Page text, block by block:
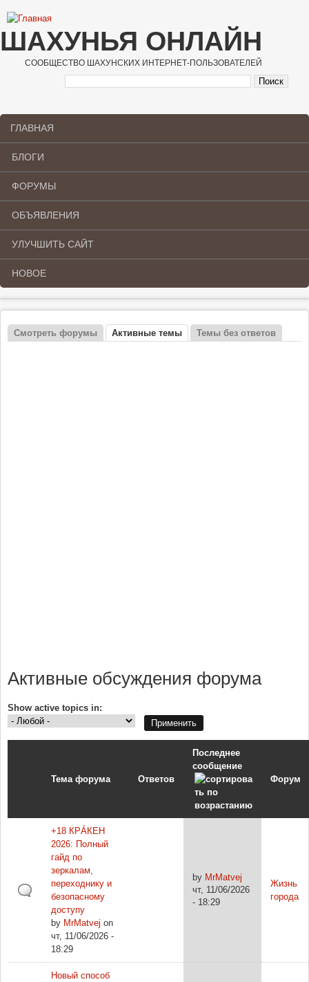
Перейти к основному содержанию
ШАХУНЬЯ ОНЛАЙН
СООБЩЕСТВО ШАХУНСКИХ ИНТЕРНЕТ-ПОЛЬЗОВАТЕЛЕЙ
Main menu
ГЛАВНАЯ
БЛОГИ
ФОРУМЫ
ОБЪЯВЛЕНИЯ
УЛУЧШИТЬ САЙТ
НОВОЕ
Главные вкладки
Смотреть форумы Активные темы (активная вкладка)
Темы без ответов
Активные обсуждения форума
Show active topics in:
Тема форума Ответов
Последнее
сообщение
Форум
+18 КРÁКЕН
2026: Полный
гайд по
зеркалам,
переходнику и
безопасному
доступу
by MrMatvej on
чт, 11/06/2026 -
18:29
by MrMatvej
чт, 11/06/2026
- 18:29
Жизнь
города
Новый способ